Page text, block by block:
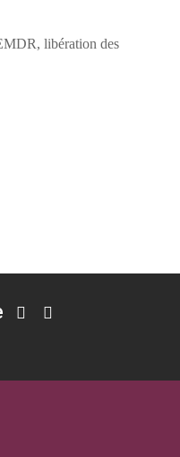
libération des